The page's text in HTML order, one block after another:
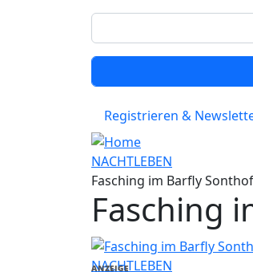
Registrieren &
NACHTLEBEN
Fasching im Barfly
Fasching
NACHTLEBEN
ANZEIGE